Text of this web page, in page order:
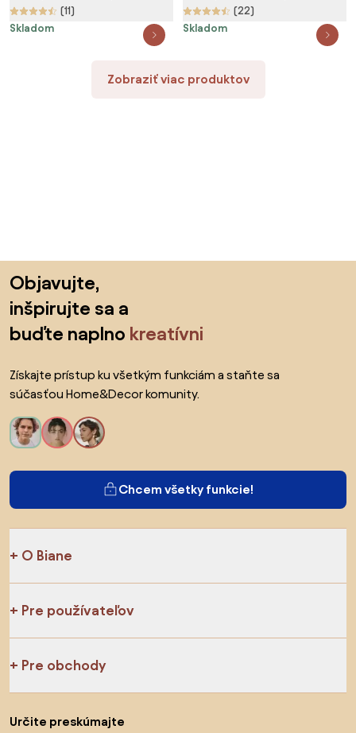
(11)
Skladom
(22)
Skladom
Zobraziť viac produktov
Objavujte,
inšpirujte sa a
buďte naplno kreatívni
Získajte prístup ku všetkým funkciám a staňte sa
súčasťou Home&Decor komunity.
Chcem všetky funkcie!
O Biane
Pre používateľov
Pre obchody
Určite preskúmajte